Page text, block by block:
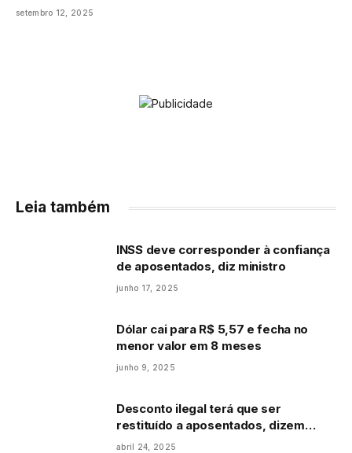
setembro 12, 2025
Leia também
INSS deve corresponder à confiança
de aposentados, diz ministro
junho 17, 2025
Dólar cai para R$ 5,57 e fecha no
menor valor em 8 meses
junho 9, 2025
Desconto ilegal terá que ser
restituído a aposentados, dizem
ministros
abril 24, 2025